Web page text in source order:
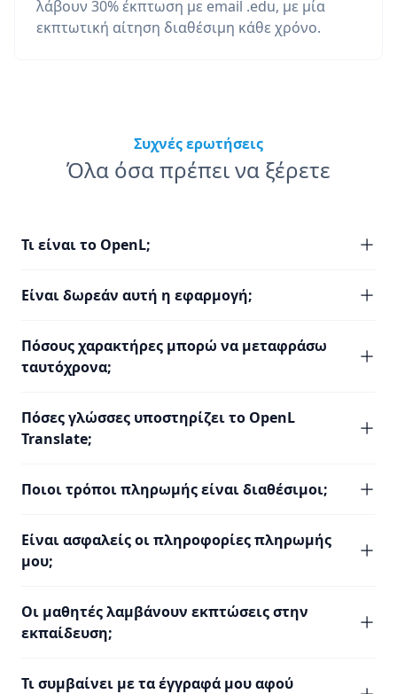
λάβουν 30% έκπτωση με email .edu, με μία
εκπτωτική αίτηση διαθέσιμη κάθε χρόνο.
Συχνές ερωτήσεις
Όλα όσα πρέπει να ξέρετε
Τι είναι το OpenL;
Είναι δωρεάν αυτή η εφαρμογή;
Πόσους χαρακτήρες μπορώ να μεταφράσω
ταυτόχρονα;
Πόσες γλώσσες υποστηρίζει το OpenL
Translate;
Ποιοι τρόποι πληρωμής είναι διαθέσιμοι;
Είναι ασφαλείς οι πληροφορίες πληρωμής
μου;
Οι μαθητές λαμβάνουν εκπτώσεις στην
εκπαίδευση;
Τι συμβαίνει με τα έγγραφά μου αφού